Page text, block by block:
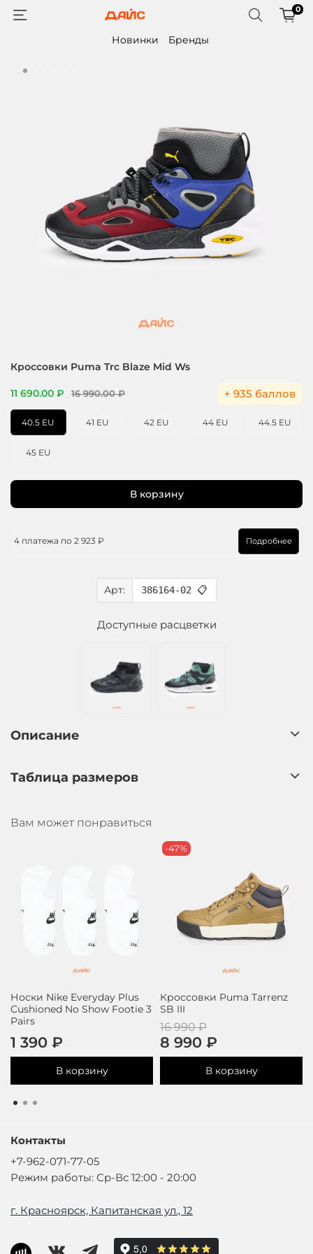
0
Новинки Бренды
Кроссовки Puma Trc Blaze Mid Ws
11 690.00 ₽ 16 990.00 ₽ + 935 баллов
Арт: 386164-02 📋
В корзину
4 платежа по 2 923 ₽ Подробнее
40.5 EU 41 EU 42 EU 44 EU 44.5 EU
45 EU
Доступные расцветки
Описание
Таблица размеров
Вам может понравиться
Носки Nike Everyday Plus
Cushioned No Show Footie 3
Pairs
1 390 ₽
В корзину
-47%
Кроссовки Puma Tarrenz
SB III
16 990 ₽
8 990 ₽
В корзину
Контакты
+7-962-071-77-05
Режим работы: Ср-Вс 12:00 - 20:00
г. Красноярск, Капитанская ул., 12